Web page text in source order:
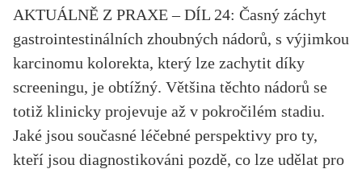
AKTUÁLNĚ Z PRAXE –⁠ DÍL 24: Časný záchyt
gastrointestinálních zhoubných nádorů, s výjimkou
karcinomu kolorekta, který lze zachytit díky
screeningu, je obtížný. Většina těchto nádorů se
totiž klinicky projevuje až v pokročilém stadiu.
Jaké jsou současné léčebné perspektivy pro ty,
kteří jsou diagnostikováni pozdě, co lze udělat pro